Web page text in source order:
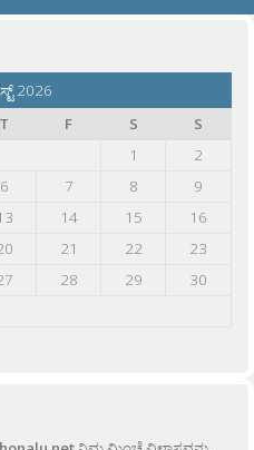
2026
T F S
S
1
2
6 7 8
9
14 15
16
21 22
23
28 29
30